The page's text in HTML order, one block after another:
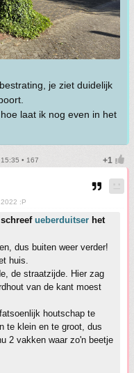
je ziet duidelijk
laat ik nog even in het
• 167
:P
ueberduitser het
dus buiten weer verder!
huis.
de straatzijde. Hier zag
van de kant moest
houtschap te
te klein en te groot, dus
2 vakken waar zo'n beetje